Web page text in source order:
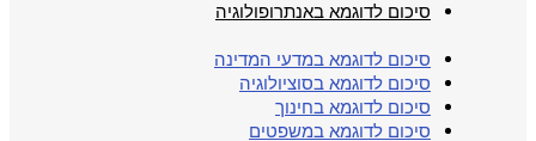
סיכום לדוגמא באנתרופולוגיה
סיכום לדוגמא במדעי המדינה
סיכום לדוגמא בסוציולוגיה
סיכום לדוגמא בחינוך
סיכום לדוגמא במשפטים